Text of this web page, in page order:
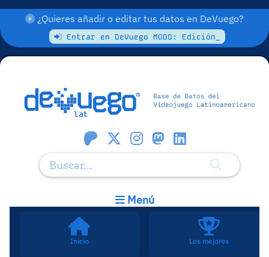
¿Quieres añadir o editar tus datos en DeVuego?
Entrar en DeVuego MODO: Edición_
Menú
Inicio Los mejores